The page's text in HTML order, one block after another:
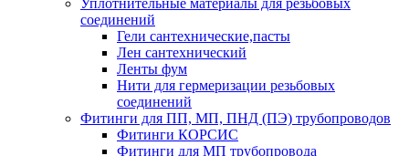
Уплотнительные материалы для резьбовых
соединений
Гели сантехнические,пасты
Лен сантехнический
Ленты фум
Нити для гермеризации резьбовых
соединений
Фитинги для ПП, МП, ПНД (ПЭ) трубопроводов
Фитинги КОРСИС
Фитинги для МП трубопровода